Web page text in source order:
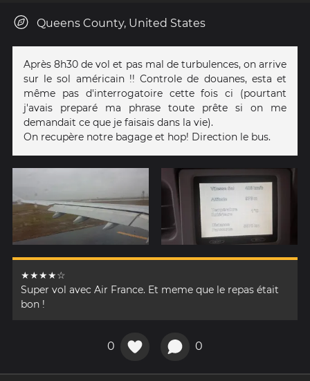
Queens County, United States
Après 8h30 de vol et pas mal de turbulences, on arrive
sur le sol américain !! Controle de douanes, esta et
même pas d'interrogatoire cette fois ci (pourtant
j'avais preparé ma phrase toute prête si on me
demandait ce que je faisais dans la vie).
On recupère notre bagage et hop! Direction le bus.
★★★★☆
Super vol avec Air France. Et meme que le repas était
bon !
0 0